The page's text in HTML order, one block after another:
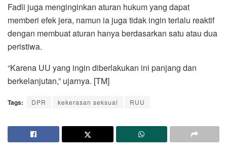
Fadli juga menginginkan aturan hukum yang dapat
memberi efek jera, namun ia juga tidak ingin terlalu reaktif
dengan membuat aturan hanya berdasarkan satu atau dua
peristiwa.
“Karena UU yang ingin diberlakukan ini panjang dan
berkelanjutan,” ujarnya. [TM]
Tags: DPR kekerasan seksual RUU